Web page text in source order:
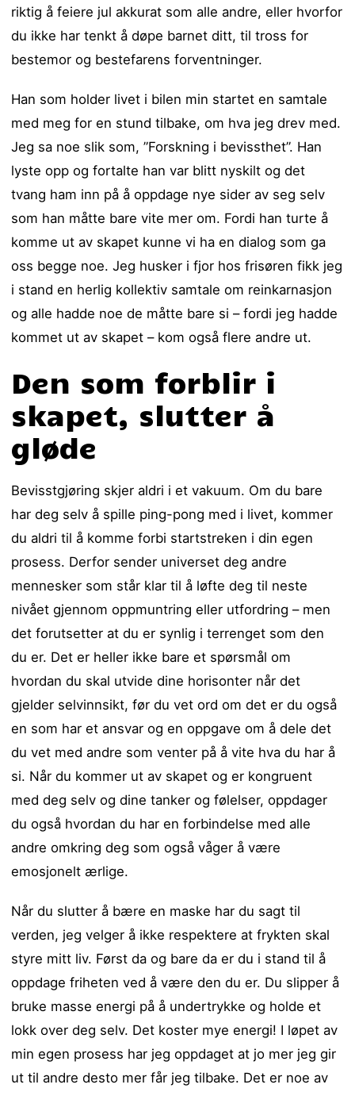
riktig å feiere jul akkurat som alle andre, eller hvorfor
du ikke har tenkt å døpe barnet ditt, til tross for
bestemor og bestefarens forventninger.
Han som holder livet i bilen min startet en samtale
med meg for en stund tilbake, om hva jeg drev med.
Jeg sa noe slik som, ”Forskning i bevissthet”. Han
lyste opp og fortalte han var blitt nyskilt og det
tvang ham inn på å oppdage nye sider av seg selv
som han måtte bare vite mer om. Fordi han turte å
komme ut av skapet kunne vi ha en dialog som ga
oss begge noe. Jeg husker i fjor hos frisøren fikk jeg
i stand en herlig kollektiv samtale om reinkarnasjon
og alle hadde noe de måtte bare si – fordi jeg hadde
kommet ut av skapet – kom også flere andre ut.
Den som forblir i
skapet, slutter å
gløde
Bevisstgjøring skjer aldri i et vakuum. Om du bare
har deg selv å spille ping-pong med i livet, kommer
du aldri til å komme forbi startstreken i din egen
prosess. Derfor sender universet deg andre
mennesker som står klar til å løfte deg til neste
nivået gjennom oppmuntring eller utfordring – men
det forutsetter at du er synlig i terrenget som den
du er. Det er heller ikke bare et spørsmål om
hvordan du skal utvide dine horisonter når det
gjelder selvinnsikt, før du vet ord om det er du også
en som har et ansvar og en oppgave om å dele det
du vet med andre som venter på å vite hva du har å
si. Når du kommer ut av skapet og er kongruent
med deg selv og dine tanker og følelser, oppdager
du også hvordan du har en forbindelse med alle
andre omkring deg som også våger å være
emosjonelt ærlige.
Når du slutter å bære en maske har du sagt til
verden, jeg velger å ikke respektere at frykten skal
styre mitt liv. Først da og bare da er du i stand til å
oppdage friheten ved å være den du er. Du slipper å
bruke masse energi på å undertrykke og holde et
lokk over deg selv. Det koster mye energi! I løpet av
min egen prosess har jeg oppdaget at jo mer jeg gir
ut til andre desto mer får jeg tilbake. Det er noe av